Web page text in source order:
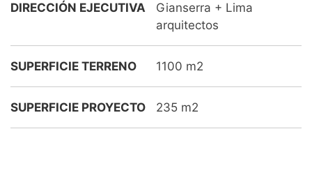
DIRECCIÓN EJECUTIVA
Gianserra + Lima
arquitectos
SUPERFICIE TERRENO 1100 m2
SUPERFICIE PROYECTO 235 m2